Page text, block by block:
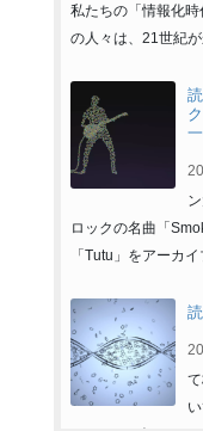
私たちの「情報化
の人々は、21世紀
ロックの名曲「
「Tutu」をアーカ